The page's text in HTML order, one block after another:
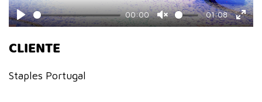
Play
00:00
Unmute
01:08
CLIENTE
Staples Portugal